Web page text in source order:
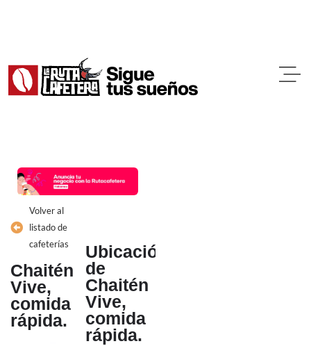
Volver al
listado de
cafeterías
Chaitén
Vive,
comida
rápida.
Ubicación
de
Chaitén
Vive,
comida
rápida.